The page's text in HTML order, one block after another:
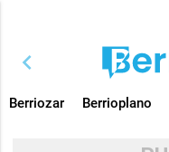
chevron_left
Berriozar Berrioplano